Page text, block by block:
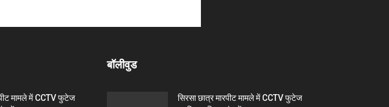
मामले में CCTV फुटेज
बॉलीवुड
सिरसा छात्र मारपीट मामले में CCTV फुटेज